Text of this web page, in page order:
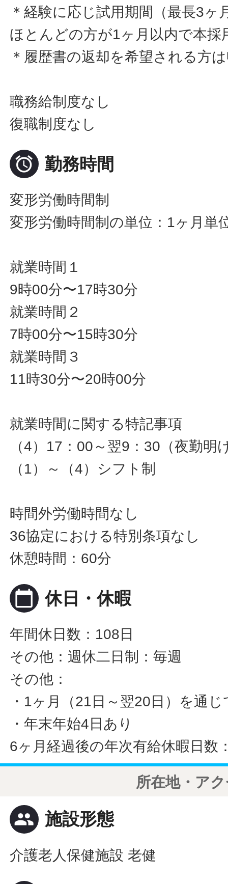
＊経験に応じ試用期間（最長3ヶ
ほとんどの方が1ヶ月以内で本
＊履歴書の返却を希望される方
職務給制度なし
復職制度なし
 勤務時間
変形労働時間制
変形労働時間制の単位：1ヶ月単
就業時間１
9時00分〜17時30分
就業時間２
7時00分〜15時30分
就業時間３
11時30分〜20時00分
就業時間に関する特記事項
（4）17：00～翌9：30（夜勤明
（1）～（4）シフト制
時間外労働時間なし
36協定における特別条項なし
休憩時間：60分
calendar_today 休日・休暇
年間休日数：108日
その他：週休二日制：毎週
その他：
・1ヶ月（21日～翌20日）を通
・年末年始4日あり
6ヶ月経過後の年次有給休暇日数
所在地・ア
people 施設形態
介護老人保健施設 老健